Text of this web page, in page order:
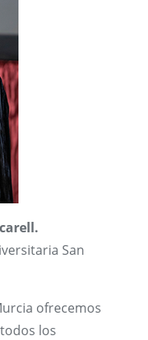
San
ofrecemos
los